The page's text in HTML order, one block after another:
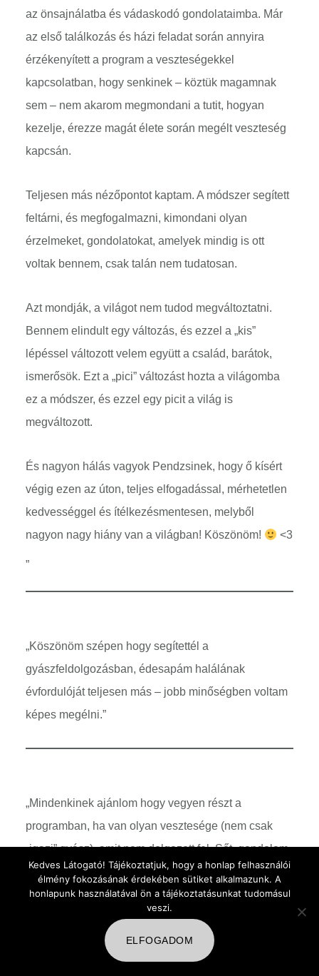
az önsajnálatba és vádaskodó gondolataimba. Már
az első találkozás és házi feladat során annyira
érzékenyített a program a veszteségekkel
kapcsolatban, hogy senkinek – köztük magamnak
sem – nem akarom megmondani a tutit, hogyan
kezelje, érezze magát élete során megélt veszteség
kapcsán.
Teljesen más nézőpontot kaptam. A módszer segített
feltárni, és megfogalmazni, kimondani olyan
érzelmeket, gondolatokat, amelyek mindig is ott
voltak bennem, csak talán nem tudatosan.
Azt mondják, a világot nem tudod megváltoztatni.
Bennem elindult egy változás, és ezzel a „kis”
lépéssel változott velem együtt a család, barátok,
ismerősök. Ezt a „pici” változást hozta a világomba
ez a módszer, és ezzel egy picit a világ is
megváltozott.
És nagyon hálás vagyok Pendzsinek, hogy ő kísért
végig ezen az úton, teljes elfogadással, mérhetetlen
kedvességgel és ítélkezésmentesen, melyből
nagyon nagy hiány van a világban! Köszönöm!
<3
„
„Köszönöm szépen hogy segítettél a
gyászfeldolgozásban, édesapám halálának
évfordulóját teljesen más – jobb minőségben voltam
képes megélni.”
„Mindenkinek ajánlom hogy vegyen részt a
programban, ha van olyan vesztesége (nem csak
„igazi” gyász), amit nem dolgozott fel. Sőt, gondolom
alapból kötelezővé kellene tenni – mert kinek nincs
ilyen? Pendzsi nagy szakértelemmel és empátival
segitett, hogy rájöjjek olyan érzelmeimre, amelyekről
nem is tudtam, hogy léteznek. Jobban érzem magam,
megkönnyebbülve. Teljesen felér, ha nem
Kedves Látogató! Tájékoztatjuk, hogy a honlap felhasználói
élmény fokozásának érdekében sütiket alkalmazunk. A
honlapunk használatával ön a tájékoztatásunkat tudomásul
veszi.
ELFOGADOM